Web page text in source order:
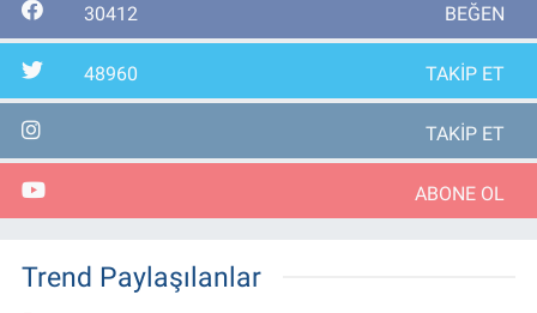
30412 BEĞEN
48960 TAKİP ET
TAKİP ET
ABONE OL
Trend Paylaşılanlar